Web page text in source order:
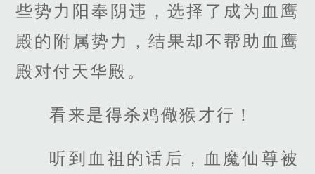
些势力阳奉阴违，选择了成为血鹰
殿的附属势力，结果却不帮助血鹰
殿对付天华殿。
看来是得杀鸡儆猴才行！
听到血祖的话后，血魔仙尊被